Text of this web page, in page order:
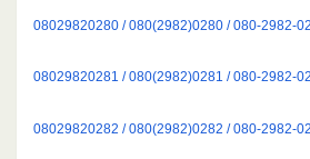
08029820280 / 080(2982)0280 / 080-2982-
08029820281 / 080(2982)0281 / 080-2982-
08029820282 / 080(2982)0282 / 080-2982-